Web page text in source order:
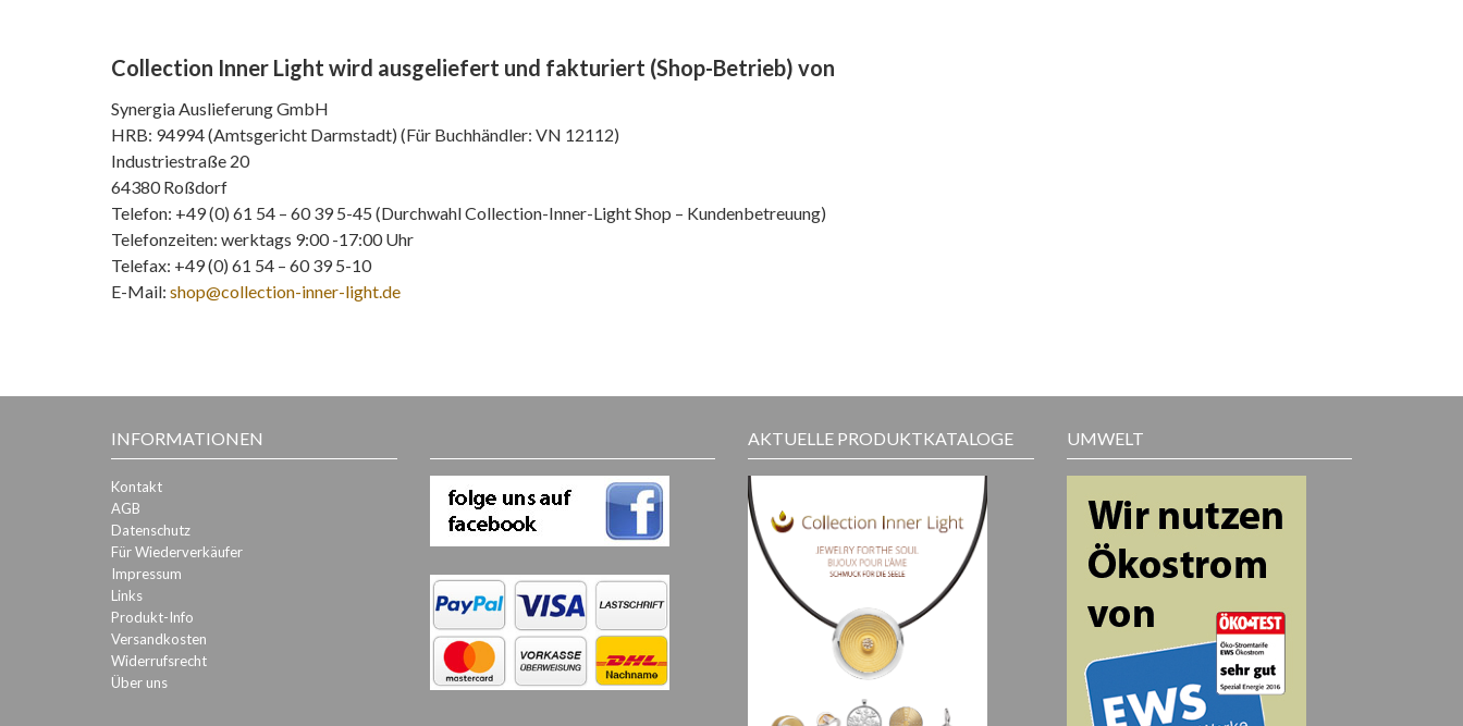
Collection Inner Light wird ausgeliefert und fakturiert (Shop-Betrieb) von
Synergia Auslieferung GmbH
HRB: 94994 (Amtsgericht Darmstadt) (Für Buchhändler: VN 12112)
Industriestraße 20
64380 Roßdorf
Telefon: +49 (0) 61 54 – 60 39 5-45 (Durchwahl Collection-Inner-Light Shop – Kundenbetreuung)
Telefonzeiten: werktags 9:00 -17:00 Uhr
Telefax: +49 (0) 61 54 – 60 39 5-10
E-Mail: shop@collection-inner-light.de
INFORMATIONEN
Kontakt
AGB
Datenschutz
Für Wiederverkäufer
Impressum
Links
Produkt-Info
Versandkosten
Widerrufsrecht
Über uns
AKTUELLE PRODUKTKATALOGE UMWELT